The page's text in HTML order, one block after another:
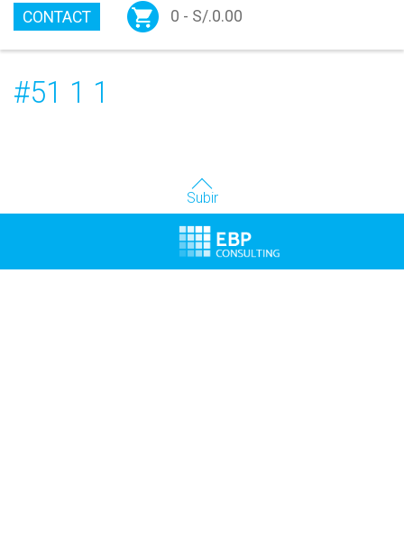
CONTACT 0 - S/.0.00
#51 1 1
Subir